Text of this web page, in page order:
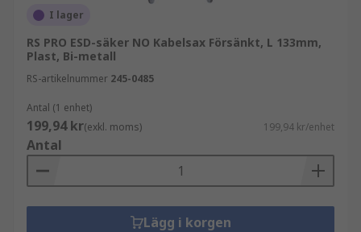
I lager
RS PRO ESD-säker NO Kabelsax Försänkt, L 133mm,
Plast, Bi-metall
RS-artikelnummer 245-0485
Antal (1 enhet)
199,94 kr(exkl. moms) 199,94 kr/enhet
Antal
Lägg i korgen